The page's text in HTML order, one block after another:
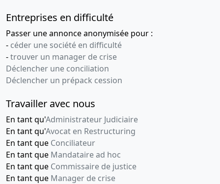
Entreprises en difficulté
Passer une annonce anonymisée pour :
- céder une société en difficulté
-trouver un manager de crise
Déclencher une conciliation
Déclencher un prépack cession
Travailler avec nous
En tant qu'Administrateur Judiciaire
En tant qu'Avocat en Restructuring
En tant que Conciliateur
En tant que Mandataire ad hoc
En tant que Commissaire de justice
En tant que Manager de crise